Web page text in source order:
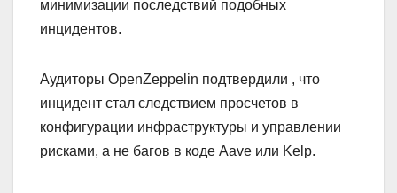
минимизации последствий подобных
инцидентов.
Аудиторы OpenZeppelin подтвердили , что
инцидент стал следствием просчетов в
конфигурации инфраструктуры и управлении
рисками, а не багов в коде Aave или Kelp.